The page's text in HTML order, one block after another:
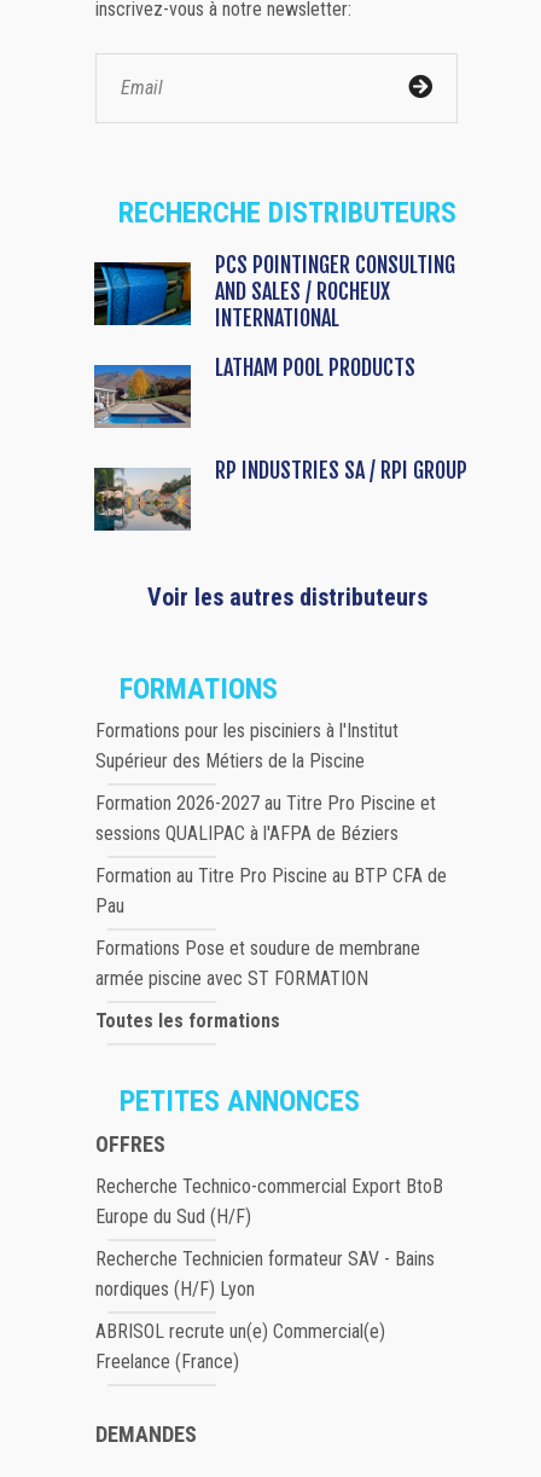
inscrivez-vous à notre newsletter:
RECHERCHE DISTRIBUTEURS
PCS POINTINGER CONSULTING
AND SALES / ROCHEUX
INTERNATIONAL
LATHAM POOL PRODUCTS
RP INDUSTRIES SA / RPI GROUP
Voir les autres distributeurs
FORMATIONS
Formations pour les pisciniers à l'Institut
Supérieur des Métiers de la Piscine
Formation 2026-2027 au Titre Pro Piscine et
sessions QUALIPAC à l'AFPA de Béziers
Formation au Titre Pro Piscine au BTP CFA de
Pau
Formations Pose et soudure de membrane
armée piscine avec ST FORMATION
Toutes les formations
PETITES ANNONCES
OFFRES
Recherche Technico-commercial Export BtoB
Europe du Sud (H/F)
Recherche Technicien formateur SAV - Bains
nordiques (H/F) Lyon
ABRISOL recrute un(e) Commercial(e)
Freelance (France)
DEMANDES